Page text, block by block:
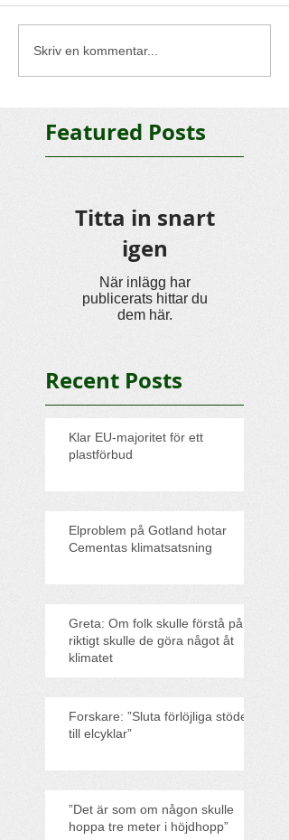
Featured Posts
Recent Posts
Skriv en kommentar...
Titta in snart
igen
När inlägg har
publicerats hittar du
dem här.
Klar EU-majoritet för ett
plastförbud
Elproblem på Gotland hotar
Cementas klimatsatsning
Greta: Om folk skulle förstå på
riktigt skulle de göra något åt
klimatet
Forskare: ”Sluta förlöjliga stödet
till elcyklar”
”Det är som om någon skulle
hoppa tre meter i höjdhopp”